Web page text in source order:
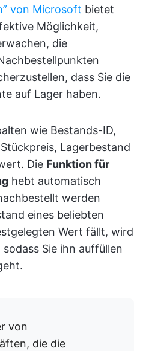
von Microsoft bietet
Möglichkeit,
die
dass Sie die
auf Lager haben.
wie Bestands-ID,
Lagerbestand
Die Funktion für
hebt automatisch
werden
eines beliebten
Wert fällt, wird
Sie ihn auffüllen
von
die die